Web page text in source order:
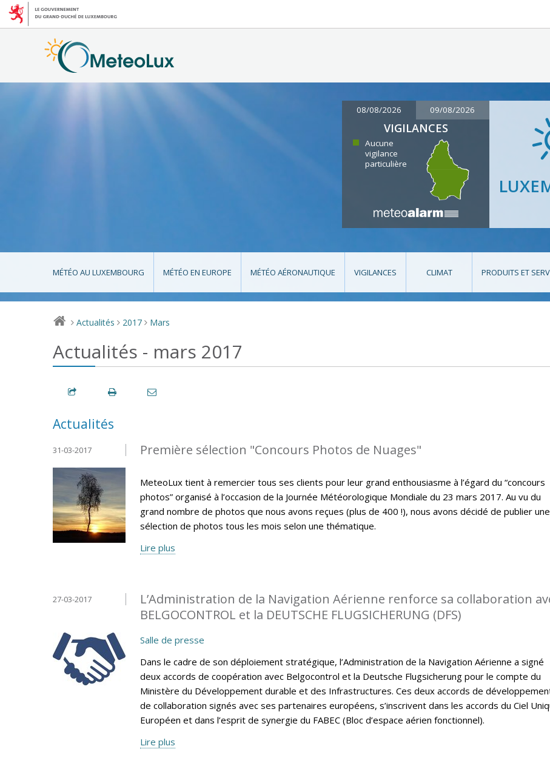
08/08/2026 09/08/2026
VIGILANCES
Aucune
vigilance
particulière
MÉTÉO AU LUXEMBOURG MÉTÉO EN EUROPE MÉTÉO AÉRONAUTIQUE VIGILANCES CLIMAT PRODUITS ET
> Actualités > 2017 > Mars
Actualités - mars 2017
Actualités
Première sélection "Concours Photos de Nuages"
31-03-2017
MeteoLux tient à remercier tous ses clients pour leur grand enthousiasme à l’égard du “concours
photos” organisé à l’occasion de la Journée Météorologique Mondiale du 23 mars 2017. Au vu du
grand nombre de photos que nous avons reçues (plus de 400 !), nous avons décidé de publier une
sélection de photos tous les mois selon une thématique.
Lire plus
L’Administration de la Navigation Aérienne renforce sa collaboration
BELGOCONTROL et la DEUTSCHE FLUGSICHERUNG (DFS)
27-03-2017
Salle de presse
Dans le cadre de son déploiement stratégique, l’Administration de la Navigation Aérienne a signé
deux accords de coopération avec Belgocontrol et la Deutsche Flugsicherung pour le compte du
Ministère du Développement durable et des Infrastructures. Ces deux accords de
de collaboration signés avec ses partenaires européens, s’inscrivent dans les accords du Ciel
Européen et dans l’esprit de synergie du FABEC (Bloc d’espace aérien fonctionnel).
Lire plus